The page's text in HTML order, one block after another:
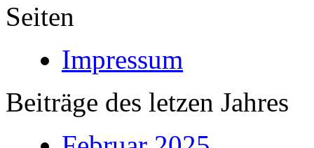
Seiten
Impressum
Beiträge des letzen Jahres